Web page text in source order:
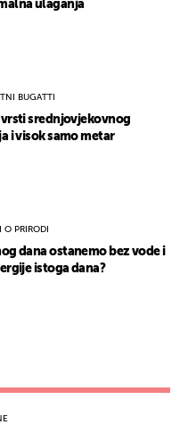
ulaganja
BUGATTI
vrsti srednjovjekovnog
i visok samo metar
O PRIRODI
dana ostanemo bez vode i
istoga dana?